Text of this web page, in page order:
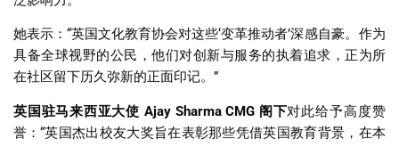
她表示： “英国文化教育协会对这些‘变革推动者’深感自豪。作为
具备全球视野的公民，他们对创新与服务的执着追求，正为所
在社区留下历久弥新的正面印记。 ”
英国驻马来西亚大使 Ajay Sharma CMG 阁下对此给予高度赞
誉： “英国杰出校友大奖旨在表彰那些凭借英国教育背景，在本